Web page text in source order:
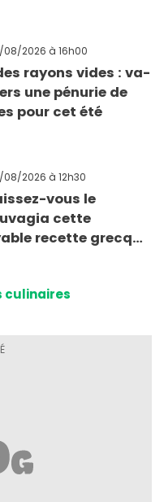
08/2026 à 16h00
rayons vides : va-
une pénurie de
pour cet été
08/2026 à 12h30
vous le
cette
recette grecque
culinaires